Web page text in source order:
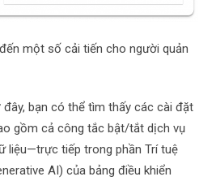
một số cải tiến cho người quản
đây, bạn có thể tìm thấy các cài đặt
gồm cả công tắc bật/tắt dịch vụ
liệu—trực tiếp trong phần Trí tuệ
AI) của bảng điều khiển